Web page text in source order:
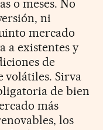
o meses. No
ni
mercado
a existentes y
de
volátiles. Sirva
de bien
más
los